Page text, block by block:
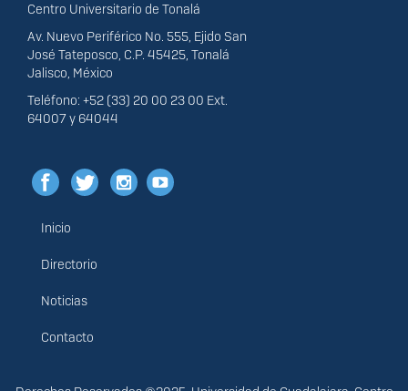
Centro Universitario de Tonalá
Av. Nuevo Periférico No. 555, Ejido San
José Tateposco, C.P. 45425, Tonalá
Jalisco, México
Teléfono: +52 (33) 20 00 23 00 Ext.
64007 y 64044
Menú
principal
Inicio
Directorio
Noticias
Contacto